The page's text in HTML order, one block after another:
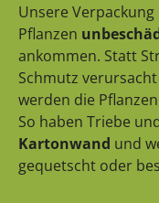
Unsere
Pflanzen
ankommen. Statt
Schmutz
werden die
So haben Triebe
Kartonwand und
gequetscht oder